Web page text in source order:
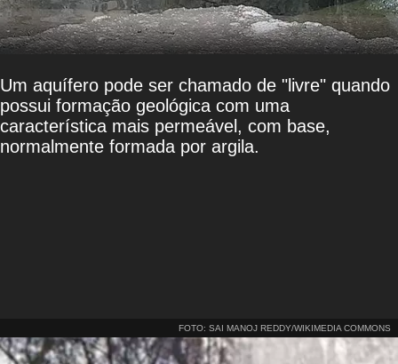
Um aquífero pode ser chamado de "livre" quando
possui formação geológica com uma
característica mais permeável, com base,
normalmente formada por argila.
FOTO: SAI MANOJ REDDY/WIKIMEDIA COMMONS